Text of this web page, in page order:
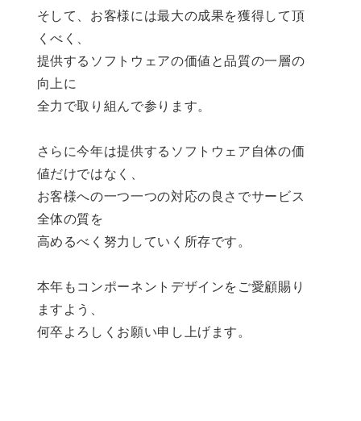
そして、お客様には最大の成果を獲得して頂
くべく、
提供するソフトウェアの価値と品質の一層の
向上に
全力で取り組んで参ります。
さらに今年は提供するソフトウェア自体の価
値だけではなく、
お客様への一つ一つの対応の良さでサービス
全体の質を
高めるべく努力していく所存です。
本年もコンポーネントデザインをご愛顧賜り
ますよう、
何卒よろしくお願い申し上げます。